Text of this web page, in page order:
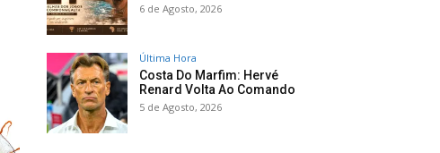
6 de Agosto, 2026
Última Hora
Costa Do Marfim: Hervé
Renard Volta Ao Comando
5 de Agosto, 2026